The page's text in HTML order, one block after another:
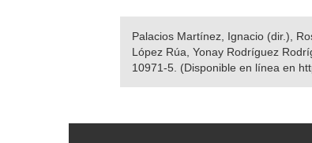
Palacios Martínez, Ignacio (dir.),
López Rúa, Yonay Rodríguez
10971-5. (Disponible en línea en